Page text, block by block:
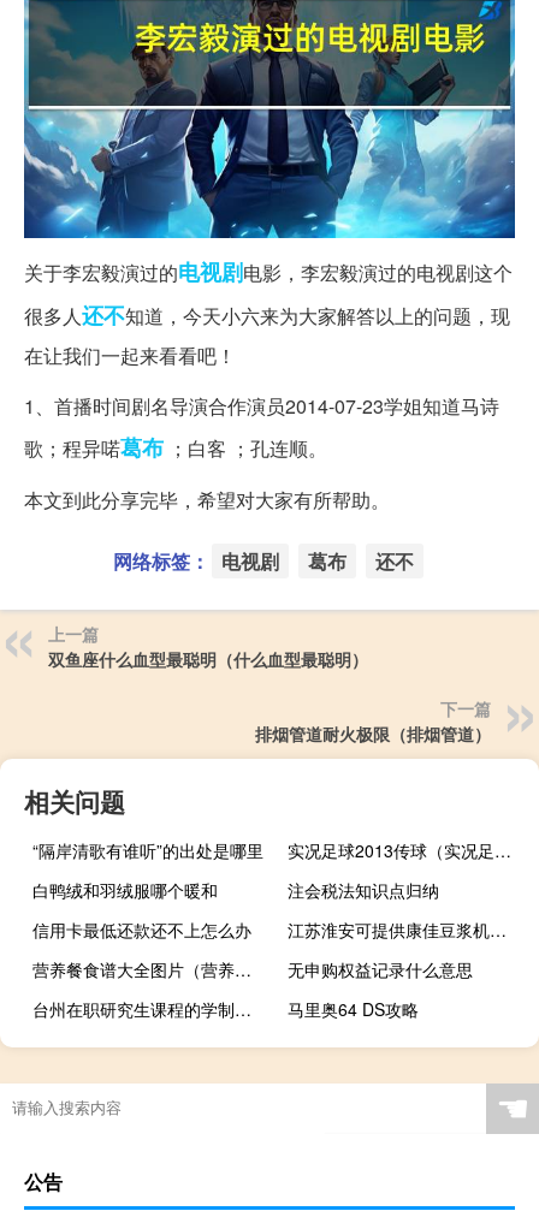
关于李宏毅演过的电视剧电影，李宏毅演过的电视剧这个
很多人还不知道，今天小六来为大家解答以上的问题，现
在让我们一起来看看吧！
1、首播时间剧名导演合作演员2014-07-23学姐知道马诗
歌；程异喏葛布 ；白客 ；孔连顺。
本文到此分享完毕，希望对大家有所帮助。
网络标签： 电视剧 葛布 还不
上一篇
双鱼座什么血型最聪明（什么血型最聪明）
下一篇
排烟管道耐火极限（排烟管道）
相关问题
“隔岸清歌有谁听”的出处是哪里
实况足球2013传球（实况足球2013传球）
白鸭绒和羽绒服哪个暖和
注会税法知识点归纳
信用卡最低还款还不上怎么办
江苏淮安可提供康佳豆浆机维修服务地址在哪
营养餐食谱大全图片（营养餐食谱）
无申购权益记录什么意思
台州在职研究生课程的学制是几年
马里奥64 DS攻略
☚
公告